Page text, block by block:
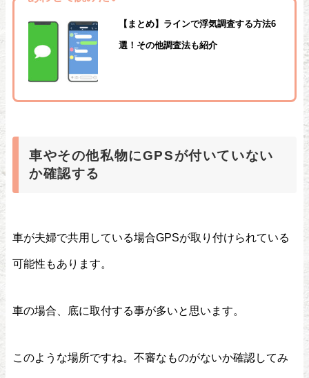
【まとめ】ラインで浮気調査する方法6
選！その他調査法も紹介
車やその他私物にGPSが付いていない
か確認する
車が夫婦で共用している場合GPSが取り付けられている
可能性もあります。
車の場合、底に取付する事が多いと思います。
このような場所ですね。不審なものがないか確認してみ